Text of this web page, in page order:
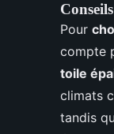
Pour
compte
toile
climats
tandis